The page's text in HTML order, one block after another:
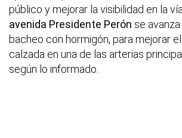
público y mejorar la visibilidad en la
avenida Presidente Perón se
bacheo con hormigón, para mejorar
calzada en una de las arterias
según lo informado.